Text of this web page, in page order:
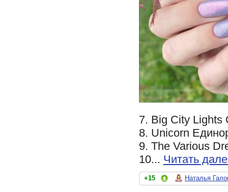
7. Big City Lights
8. Unicorn
9. The Various
10... Читать
+15 Наталья